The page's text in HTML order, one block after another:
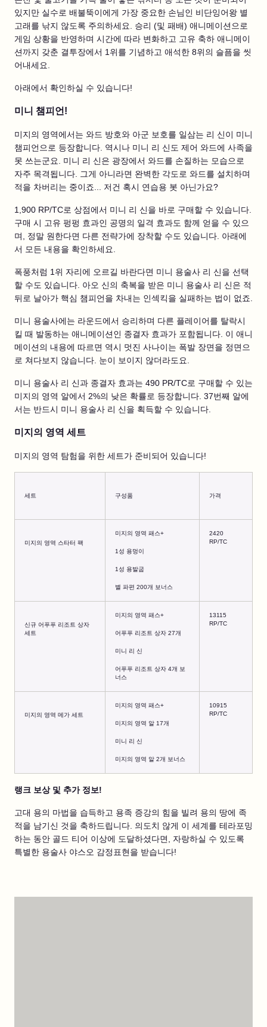
있지만 실수로 배불뚝이에게 가장 중요한 손님인 비단잉어왕 별
고래를 낚지 않도록 주의하세요. 승리 (및 패배) 애니메이션으로
게임 상황을 반영하며 시간에 따라 변화하고 고유 축하 애니메이
션까지 갖춘 결투장에서 1위를 기념하고 애석한 8위의 슬픔을 씻
어내세요.
아래에서 확인하실 수 있습니다!
미니 챔피언!
미지의 영역에서는 와드 방호와 아군 보호를 일삼는 리 신이 미니
챔피언으로 등장합니다. 역시나 미니 리 신도 제어 와드에 사족을
못 쓰는군요. 미니 리 신은 광장에서 와드를 손질하는 모습으로
자주 목격됩니다. 그게 아니라면 완벽한 각도로 와드를 설치하며
적을 차버리는 중이죠... 저건 혹시 연습용 봇 아닌가요?
1,900 RP/TC로 상점에서 미니 리 신을 바로 구매할 수 있습니다.
구매 시 고유 펑펑 효과인 공명의 일격 효과도 함께 얻을 수 있으
며, 정말 원한다면 다른 전략가에 장착할 수도 있습니다. 아래에
서 모든 내용을 확인하세요.
폭풍처럼 1위 자리에 오르길 바란다면 미니 용술사 리 신을 선택
할 수도 있습니다. 아오 신의 축복을 받은 미니 용술사 리 신은 적
뒤로 날아가 핵심 챔피언을 차내는 인섹킥을 실패하는 법이 없죠.
미니 용술사에는 라운드에서 승리하며 다른 플레이어를 탈락시
킬 때 발동하는 애니메이션인 종결자 효과가 포함됩니다. 이 애니
메이션의 내용에 따르면 역시 멋진 사나이는 폭발 장면을 정면으
로 쳐다보지 않습니다. 눈이 보이지 않더라도요.
미니 용술사 리 신과 종결자 효과는 490 PR/TC로 구매할 수 있는
미지의 영역 알에서 2%의 낮은 확률로 등장합니다. 37번째 알에
서는 반드시 미니 용술사 리 신을 획득할 수 있습니다.
미지의 영역 세트
미지의 영역 탐험을 위한 세트가 준비되어 있습니다!
세트 구성품 가격
미지의 영역 스타터 팩
미지의 영역 패스+
1성 용멍이
1성 용발굽
별 파편 200개 보너스
2420
RP/TC
신규 어푸푸 리조트 상자
세트
미지의 영역 패스+
어푸푸 리조트 상자 27개
미니 리 신
어푸푸 리조트 상자 4개 보
너스
13115
RP/TC
미지의 영역 메가 세트
미지의 영역 패스+
미지의 영역 알 17개
미니 리 신
미지의 영역 알 2개 보너스
10915
RP/TC
랭크 보상 및 추가 정보!
고대 용의 마법을 습득하고 용족 증강의 힘을 빌려 용의 땅에 족
적을 남기신 것을 축하드립니다. 의도치 않게 이 세계를 테라포밍
하는 동안 골드 티어 이상에 도달하셨다면, 자랑하실 수 있도록
특별한 용술사 야스오 감정표현을 받습니다!